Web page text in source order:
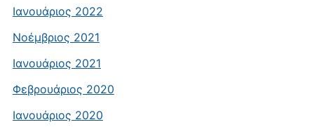
Ιανουάριος 2022
Νοέμβριος 2021
Ιανουάριος 2021
Φεβρουάριος 2020
Ιανουάριος 2020